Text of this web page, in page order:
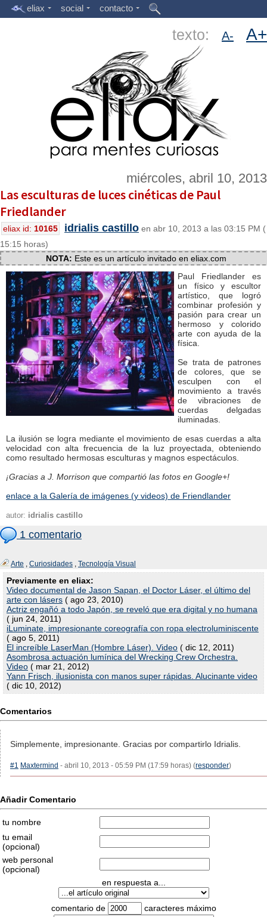
eliax social contacto
texto: A- A+
miércoles, abril 10, 2013
Las esculturas de luces cinéticas de Paul
Friedlander
eliax id: 10165 idrialis castillo en abr 10, 2013 a las 03:15 PM (
15:15 horas)
NOTA: Este es un artículo invitado en eliax.com
Paul Friedlander es
un físico y escultor
artístico, que logró
combinar profesión y
pasión para crear un
hermoso y colorido
arte con ayuda de la
física.
Se trata de patrones
de colores, que se
esculpen con el
movimiento a través
de vibraciones de
cuerdas delgadas
iluminadas.
La ilusión se logra mediante el movimiento de esas cuerdas a alta
velocidad con alta frecuencia de la luz proyectada, obteniendo
como resultado hermosas esculturas y magnos espectáculos.
¡Gracias a J. Morrison que compartió las fotos en Google+!
enlace a la Galería de imágenes (y videos) de Friendlander
autor: idrialis castillo
1 comentario
Arte , Curiosidades , Tecnología Visual
Previamente en eliax:
Video documental de Jason Sapan, el Doctor Láser, el último del
arte con lásers ( ago 23, 2010)
Actriz engañó a todo Japón, se reveló que era digital y no humana
( jun 24, 2011)
iLuminate, impresionante coreografía con ropa electroluminiscente
( ago 5, 2011)
El increíble LaserMan (Hombre Láser). Video ( dic 12, 2011)
Asombrosa actuación lumínica del Wrecking Crew Orchestra.
Video ( mar 21, 2012)
Yann Frisch, ilusionista con manos super rápidas. Alucinante video
( dic 10, 2012)
Comentarios
Simplemente, impresionante. Gracias por compartirlo Idrialis.
#1 Maxtermind - abril 10, 2013 - 05:59 PM (17:59 horas) (responder)
Añadir Comentario
tu nombre
tu email
(opcional)
web personal
(opcional)
en respuesta a...
comentario de caracteres máximo